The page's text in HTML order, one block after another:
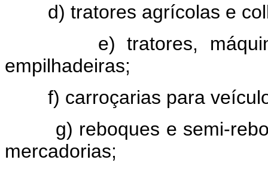
d) tratores agrícolas e
e) tratores, máquinas
empilhadeiras;
f) carroçarias para
g) reboques e semi-
mercadorias;